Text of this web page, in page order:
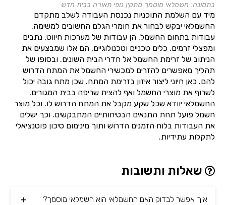
בתמונה: חשמלאי מוסמך מתקין גופי תאורה בבית חדש
מיד עם השלמת התוכניות נכנסת העבודה לשלב מתקדם
החשמלאי יבקש לבחור את חומרי הגלם החשובים למשימה.
עבודות בתחום החשמל, הן עבודות של מערכות חיווט, נתבים
ומפצלי זרמים. כלים טכניים וטכנולוגיים, הם אלו שמבצעים את
הניתוב של זרימת החשמל אל חדרי הבית השונים. ובסופו של
תהליך מאפשרים להזרים למכשירי החשמל את המתח הדרוש
להם. כאן חיוני ליצור איזון בזרימת המתח. שכן מתח גובה יכול
לשרוף את מוצרי החשמל ואף להצית שריפה בבית המגורים.
החשמלאי יוודא שכל שקע מקבל את המתח הדרוש לו. וכל מוצר
חשמל פועל תחת התנאים הבטיחותיים המתבקשים. וכך ישלים
את העבודות בלוח הזמנים הדרוש ותוך מינימום סיכון פוטנציאלי
לתקלות עתידיות.
שאלות ותשובות
איך אפשר לבדוק האם החשמלאי הוא חשמלאי מוסמך?